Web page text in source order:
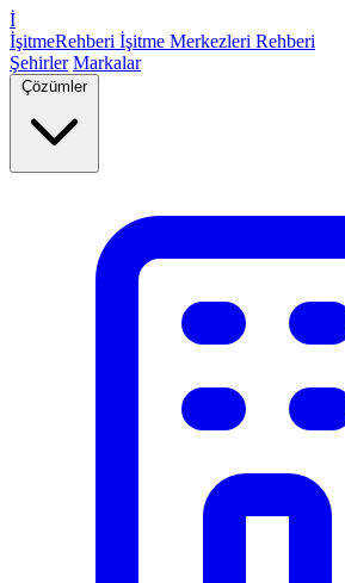
İ
İşitmeRehberi İşitme Merkezleri Rehberi
Şehirler Markalar
Çözümler